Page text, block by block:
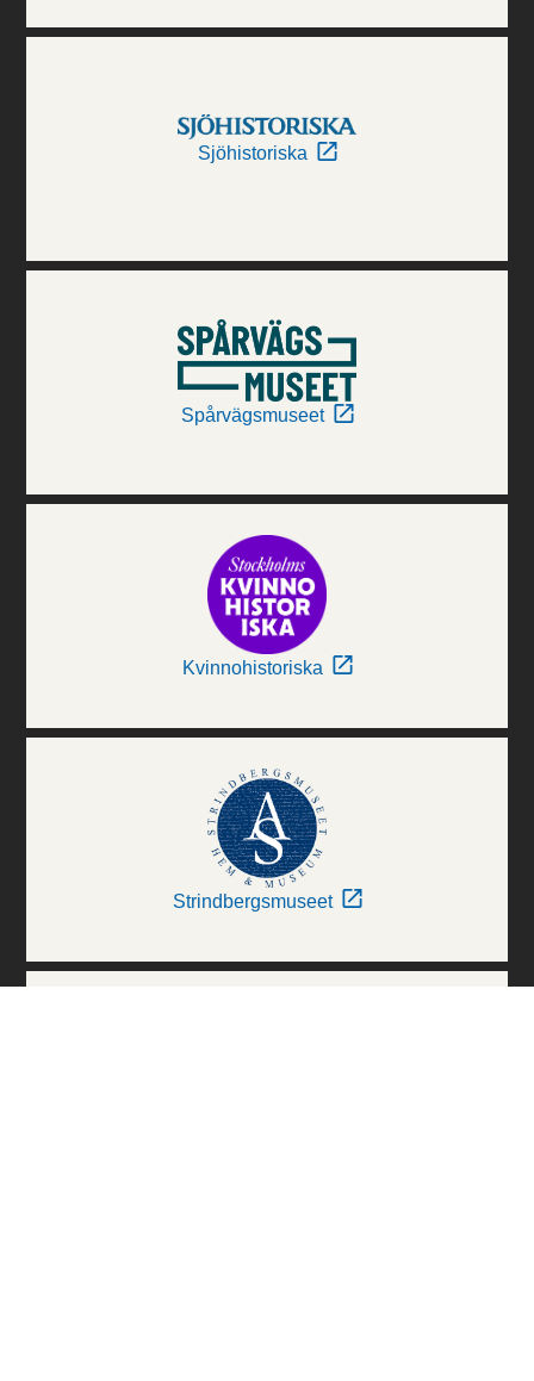
Sjöhistoriska
Spårvägsmuseet
Kvinnohistoriska
Strindbergsmuseet